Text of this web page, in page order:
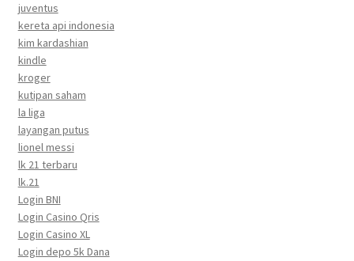
juventus
kereta api indonesia
kim kardashian
kindle
kroger
kutipan saham
la liga
layangan putus
lionel messi
lk 21 terbaru
lk.21
Login BNI
Login Casino Qris
Login Casino XL
Login depo 5k Dana